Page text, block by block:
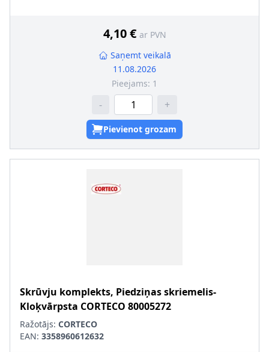
4,10 € ar PVN
Saņemt veikalā
11.08.2026
Pieejams: 1
- +
Pievienot grozam
Skrūvju komplekts, Piedziņas skriemelis-
Kloķvārpsta CORTECO 80005272
Ražotājs: CORTECO
EAN: 3358960612632